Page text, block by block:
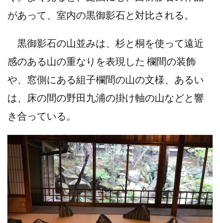
があって、室内の黒御影石と対比される。
黒御影石の山並みは、杉と桐を使って遠近
感のある山の重なりを表現した 欄間の装飾
や、窓側にある組子欄間の山の文様、あるい
は、床の間の野田九浦の掛け軸の山などと響
き合っている。